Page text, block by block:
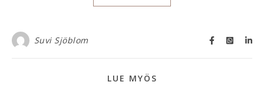
Suvi Sjöblom
LUE MYÖS